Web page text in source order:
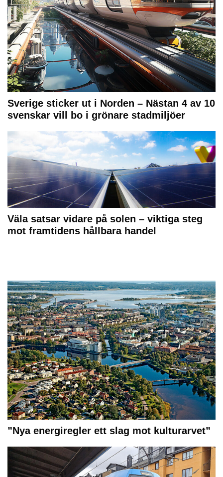
Sverige sticker ut i Norden – Nästan 4 av 10
svenskar vill bo i grönare stadmiljöer
Väla satsar vidare på solen – viktiga steg
mot framtidens hållbara handel
”Nya energiregler ett slag mot kulturarvet”